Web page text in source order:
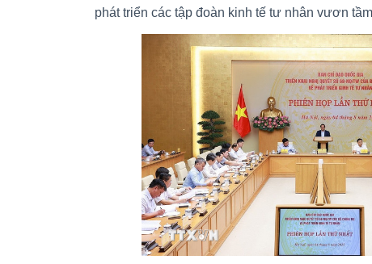
phát triển các tập đoàn kinh tế tư nhân vươn